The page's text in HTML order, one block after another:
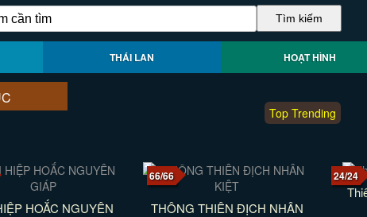
THÁI LAN HOẠT HÌNH
Top Trending
HOẮC NGUYÊN
66/66
THÔNG THIÊN ĐỊCH NHÂN
24/24